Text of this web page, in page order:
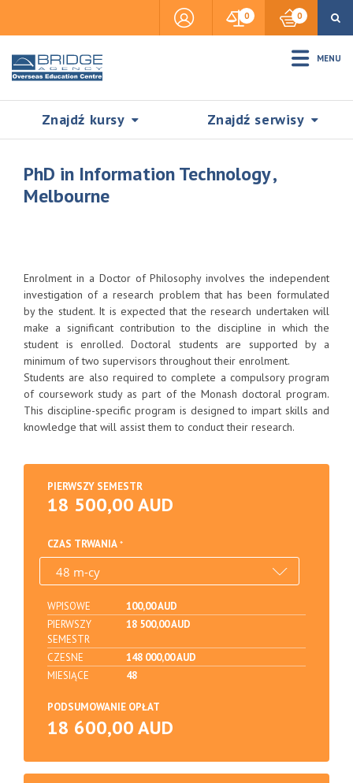
0 0
MENU
Znajdź kursy Znajdź serwisy
SZUKAJ
Visas & Legal Stay
PhD in Information Technology ,
Melbourne
Enrolment in a Doctor of Philosophy involves the independent
investigation of a research problem that has been formulated
by the student. It is expected that the research undertaken will
make a significant contribution to the discipline in which the
student is enrolled. Doctoral students are supported by a
minimum of two supervisors throughout their enrolment.
Students are also required to complete a compulsory program
of coursework study as part of the Monash doctoral program.
This discipline-specific program is designed to impart skills and
knowledge that will assist them to conduct their research.
PIERWSZY SEMESTR
18 500,00 AUD
CZAS TRWANIA
WPISOWE
100,00 AUD
PIERWSZY
SEMESTR
18 500,00 AUD
CZESNE
148 000,00 AUD
MIESIĄCE
48
PODSUMOWANIE OPŁAT
18 600,00 AUD